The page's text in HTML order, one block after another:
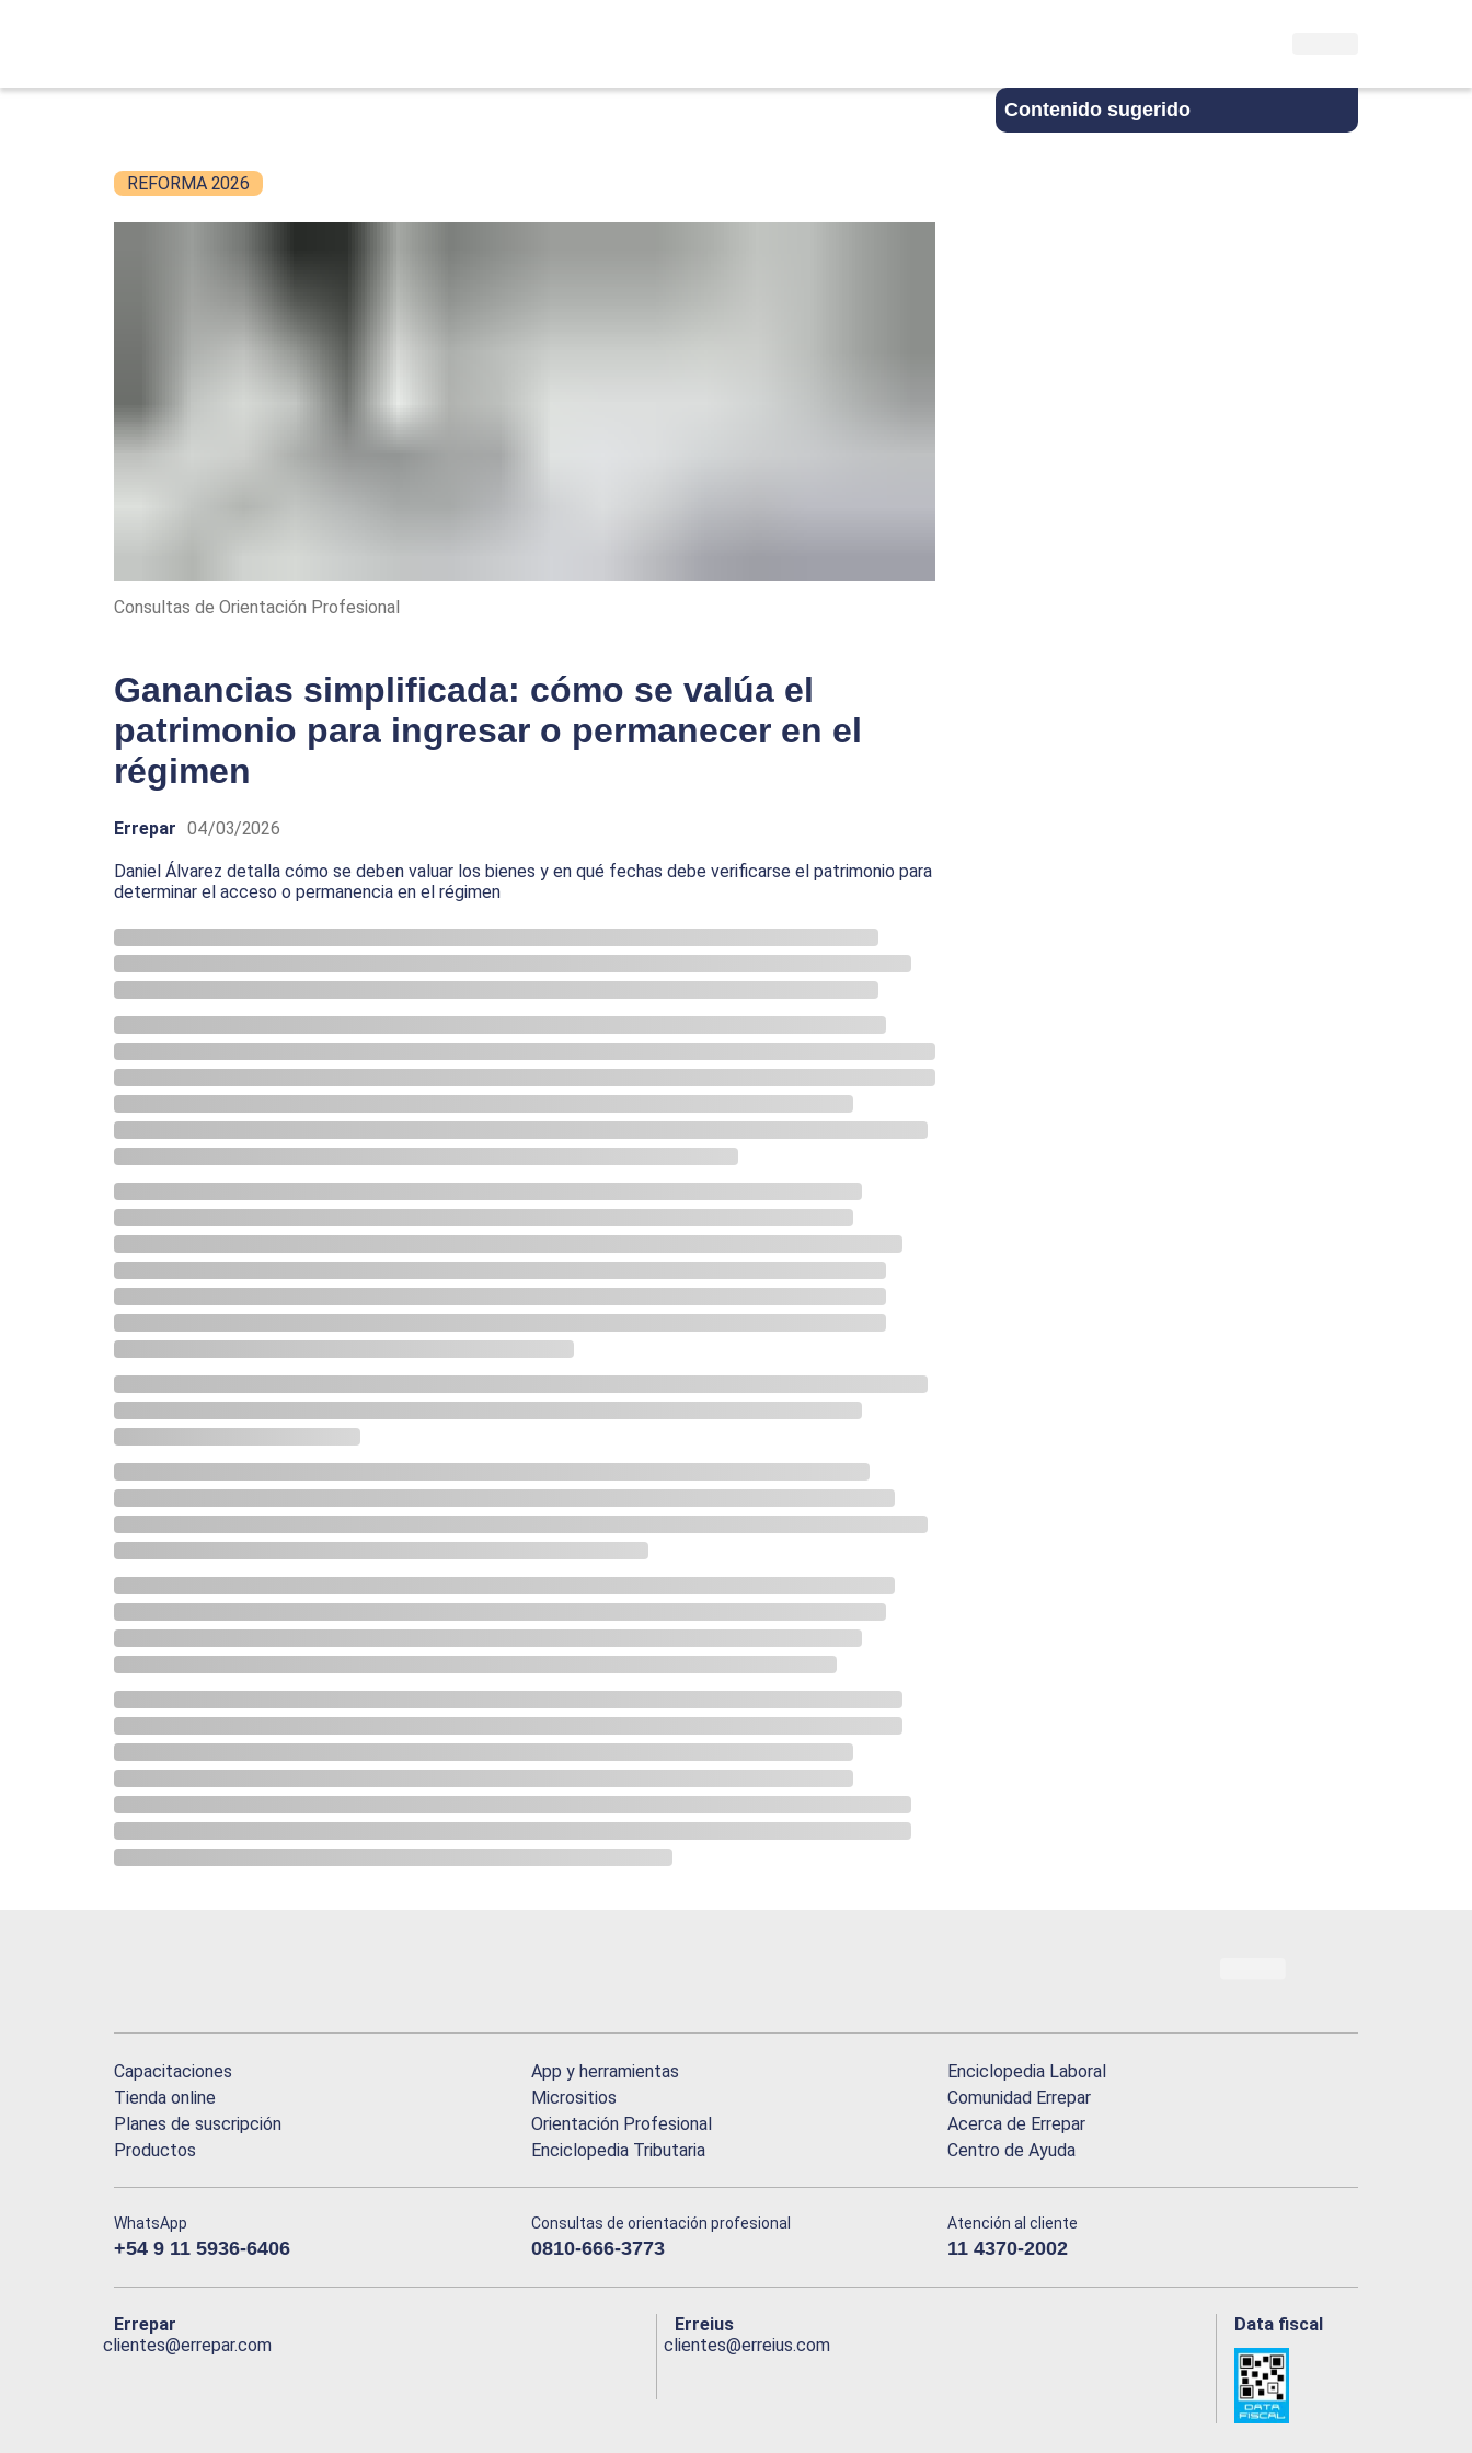
Contenido sugerido
REFORMA 2026
Consultas de Orientación Profesional
Ganancias simplificada: cómo se valúa el
patrimonio para ingresar o permanecer en el
régimen
Errepar 04/03/2026
Daniel Álvarez detalla cómo se deben valuar los bienes y en qué fechas debe verificarse el patrimonio para
determinar el acceso o permanencia en el régimen
Capacitaciones
Tienda online
Planes de suscripción
Productos
App y herramientas
Micrositios
Orientación Profesional
Enciclopedia Tributaria
Enciclopedia Laboral
Comunidad Errepar
Acerca de Errepar
Centro de Ayuda
WhatsApp
+54 9 11 5936-6406
Consultas de orientación profesional
0810-666-3773
Atención al cliente
11 4370-2002
Errepar
clientes@errepar.com
Erreius
clientes@erreius.com
Data fiscal